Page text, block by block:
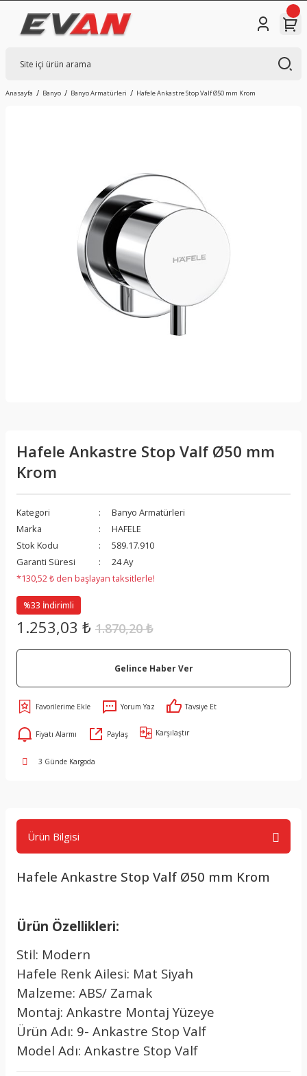
Anasayfa Banyo Banyo Armatürleri Hafele Ankastre Stop Valf Ø50 mm Krom
Hafele Ankastre Stop Valf Ø50 mm
Krom
Kategori
Banyo Armatürleri
Marka
HAFELE
Stok Kodu
589.17.910
Garanti Süresi
24 Ay
*130,52 ₺ den başlayan taksitlerle!
%33 İndirimli
1.253,03 ₺ 1.870,20 ₺
Gelince Haber Ver
Yorum Yaz Tavsiye Et
Fiyatı Alarmı Paylaş Karşılaştır
3 Günde Kargoda
Ürün Bilgisi
Hafele Ankastre Stop Valf Ø50 mm Krom
Ürün Özellikleri:
Stil: Modern
Hafele Renk Ailesi: Mat Siyah
Malzeme: ABS/ Zamak
Montaj: Ankastre Montaj Yüzeye
Ürün Adı: 9- Ankastre Stop Valf
Model Adı: Ankastre Stop Valf